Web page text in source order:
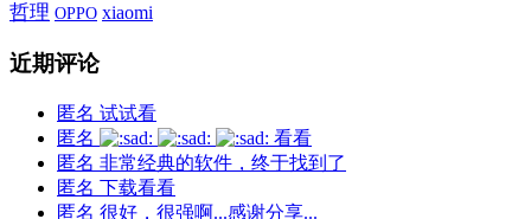
哲理 OPPO xiaomi
近期评论
匿名 试试看
匿名
看看
匿名 非常经典的软件，终于找到了
匿名 下载看看
匿名 很好，很强啊...感谢分享...